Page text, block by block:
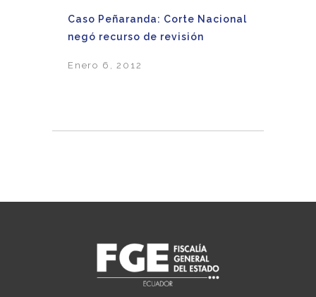
Caso Peñaranda: Corte Nacional
negó recurso de revisión
Enero 6, 2012